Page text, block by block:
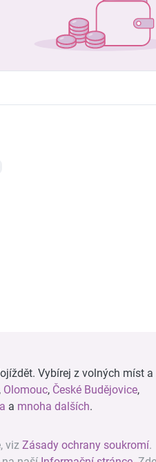
Vybírej z volných míst a
, Olomouc, České Budějovice,
a mnoha dalších.
viz Zásady ochrany soukromí.